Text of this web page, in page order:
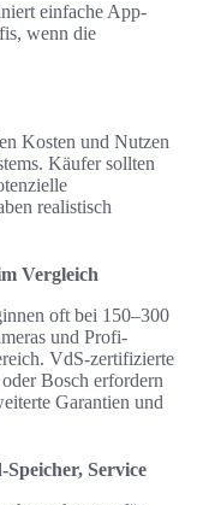
einfache App-
wenn die
Kosten und Nutzen
Käufer sollten
realistisch
Vergleich
oft bei 150–300
und Profi-
VdS-zertifizierte
Bosch erfordern
Garantien und
Service